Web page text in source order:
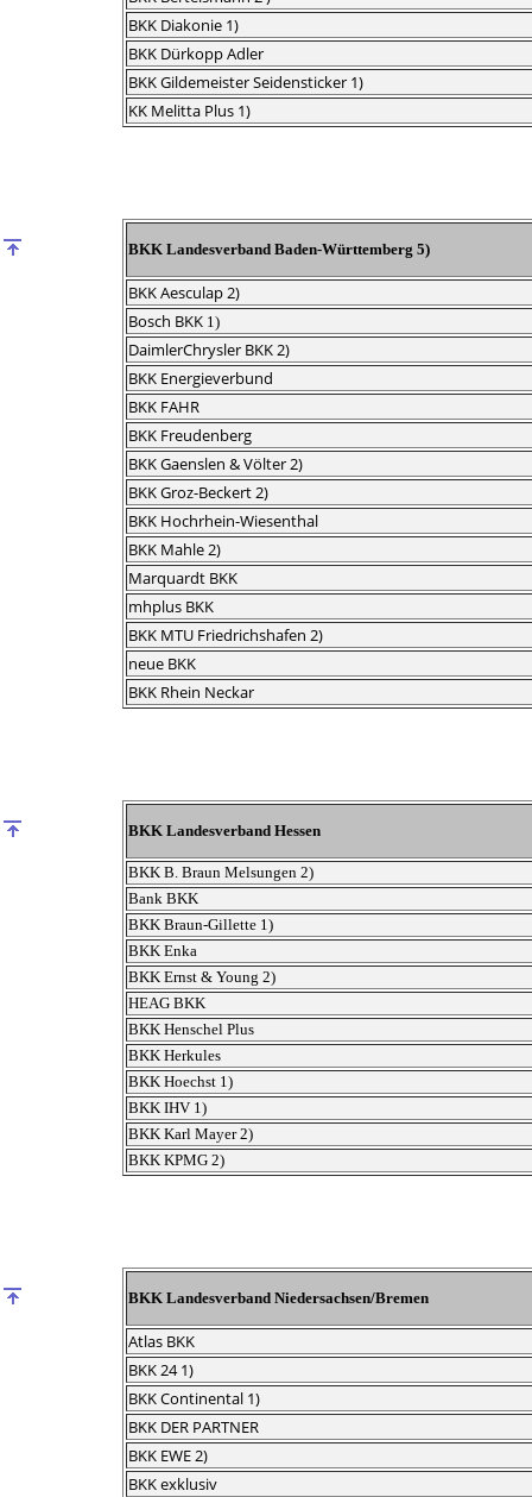
BKK Diakonie 1)
BKK Dürkopp Adler
BKK Gildemeister Seidensticker 1)
KK Melitta Plus 1)
BKK Landesverband Baden-Württemberg 5)
BKK Aesculap 2)
Bosch BKK 1)
DaimlerChrysler BKK 2)
BKK Energieverbund
BKK FAHR
BKK Freudenberg
BKK Gaenslen & Völter 2)
BKK Groz-Beckert 2)
BKK Hochrhein-Wiesenthal
BKK Mahle 2)
Marquardt BKK
mhplus BKK
BKK MTU Friedrichshafen 2)
neue BKK
BKK Rhein Neckar
BKK Landesverband Hessen
BKK B. Braun Melsungen 2)
Bank BKK
BKK Braun-Gillette 1)
BKK Enka
BKK Ernst & Young 2)
HEAG BKK
BKK Henschel Plus
BKK Herkules
BKK Hoechst 1)
BKK IHV 1)
BKK Karl Mayer 2)
BKK KPMG 2)
BKK Landesverband Niedersachsen/Bremen
Atlas BKK
BKK 24 1)
BKK Continental 1)
BKK DER PARTNER
BKK EWE 2)
BKK exklusiv